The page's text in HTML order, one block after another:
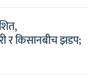
र किसानबीच झडप;